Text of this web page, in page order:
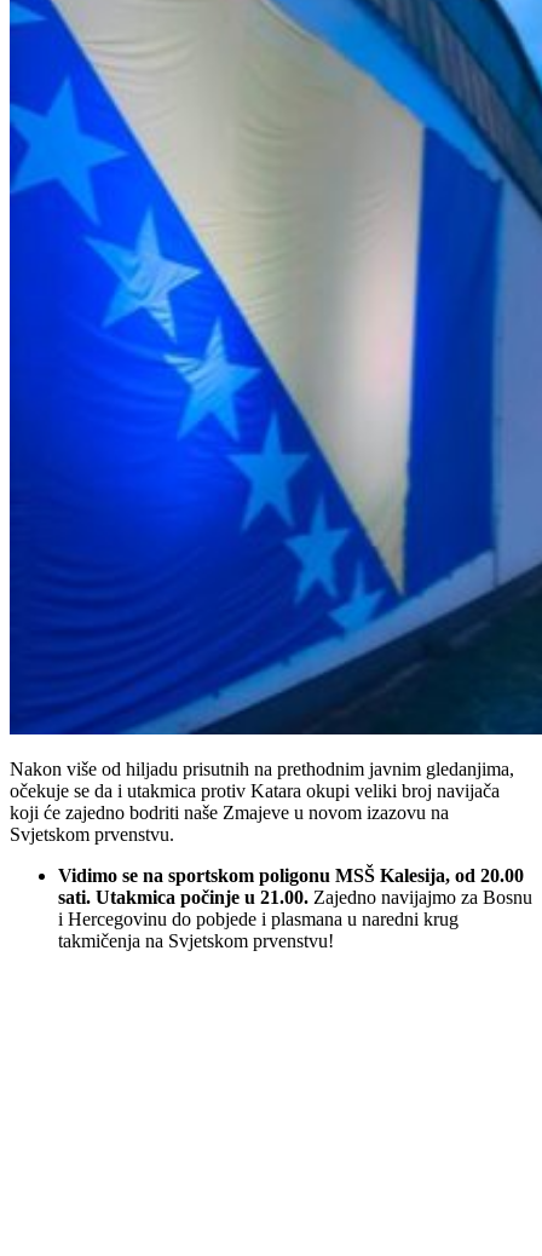
Nakon više od hiljadu prisutnih na prethodnim javnim gledanjima,
očekuje se da i utakmica protiv Katara okupi veliki broj navijača
koji će zajedno bodriti naše Zmajeve u novom izazovu na
Svjetskom prvenstvu.
Vidimo se na sportskom poligonu MSŠ Kalesija, od 20.00
sati. Utakmica počinje u 21.00. Zajedno navijajmo za Bosnu
i Hercegovinu do pobjede i plasmana u naredni krug
takmičenja na Svjetskom prvenstvu!